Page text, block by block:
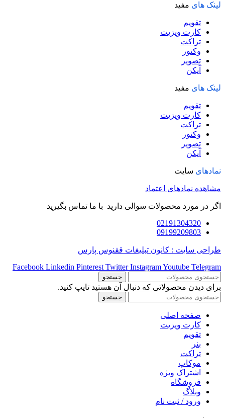
لینک های مفید
تقویم
کارت ویزیت
تراکت
وکتور
تصویر
آیکن
لینک های مفید
تقویم
کارت ویزیت
تراکت
وکتور
تصویر
آیکن
نمادهای سایت
مشاهده نمادهای اعتماد
اگر در مورد محصولات سوالی دارید با ما تماس بگیرید
02191304320
09199209803
طراحی سایت : کانون تبلیغات ققنوس پارس
Facebook Linkedin Pinterest Twitter InstagramYoutube Telegram
جستجو
برای دیدن محصولاتی که دنبال آن هستید تایپ کنید.
جستجو
صفحه اصلی
کارت ویزیت
تقویم
بنر
تراکت
موکاپ
اشتراک ویژه
فروشگاه
وبلاگ
ورود / ثبت نام